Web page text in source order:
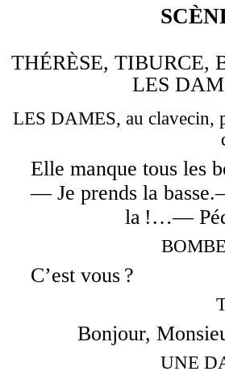
THÉRÈSE, TIBURCE,
LES
LES DAMES, au clavecin,
Elle manque tous les
— Je prends la
la !…—
C’est vous ?
Bonjour,
UNE